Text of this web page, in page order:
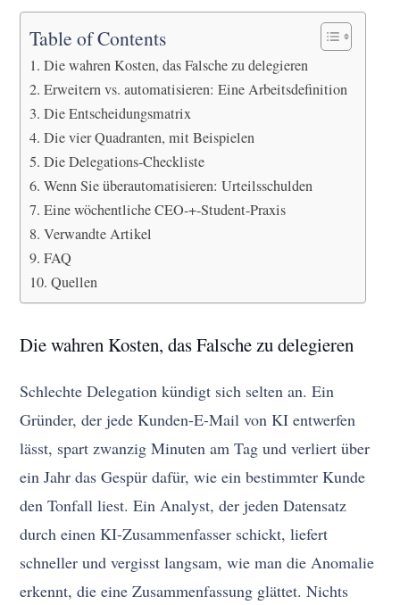
Table of Contents
Die wahren Kosten, das Falsche zu delegieren
Erweitern vs. automatisieren: Eine Arbeitsdefinition
Die Entscheidungsmatrix
Die vier Quadranten, mit Beispielen
Die Delegations-Checkliste
Wenn Sie überautomatisieren: Urteilsschulden
Eine wöchentliche CEO-+-Student-Praxis
Verwandte Artikel
FAQ
Quellen
Die wahren Kosten, das Falsche zu delegieren
Schlechte Delegation kündigt sich selten an. Ein
Gründer, der jede Kunden-E-Mail von KI entwerfen
lässt, spart zwanzig Minuten am Tag und verliert über
ein Jahr das Gespür dafür, wie ein bestimmter Kunde
den Tonfall liest. Ein Analyst, der jeden Datensatz
durch einen KI-Zusammenfasser schickt, liefert
schneller und vergisst langsam, wie man die Anomalie
erkennt, die eine Zusammenfassung glättet. Nichts